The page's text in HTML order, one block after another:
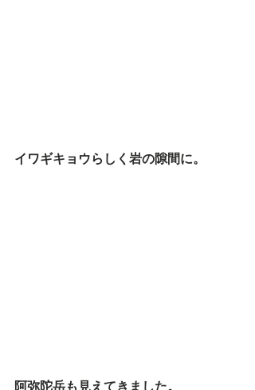
イワギキョウらしく岩の隙間に。
阿弥陀岳も見えてきました。